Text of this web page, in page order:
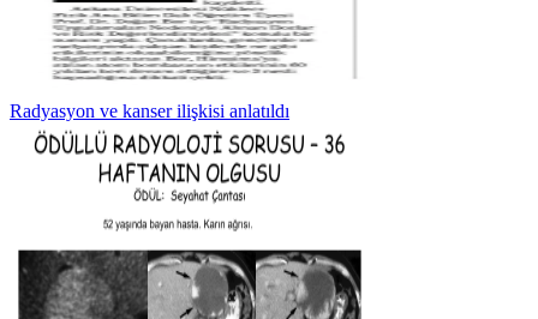
Radyasyon ve kanser ilişkisi anlatıldı